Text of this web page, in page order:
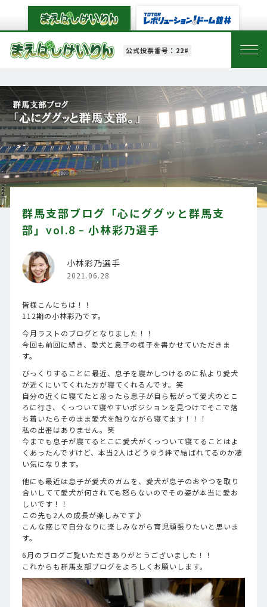
公式投票番号：22#
群馬支部ブログ「心にググッと群馬支
部」vol.8 – 小林彩乃選手
小林彩乃選手
2021.06.28
皆様こんにちは！！
112期の小林彩乃です。
今月ラストのブログとなりました！！
今回も前回に続き、愛犬と息子の様子を書かせていただきま
す。
びっくりすることに最近、息子を寝かしつけるのに私より愛犬
が近くにいてくれた方が寝てくれるんです。笑
自分の近くに寝てたと思ったら息子が自ら転がって愛犬のとこ
ろに行き、くっついて寝やすいポジションを見つけてそこで落
ち着いたらそのまま愛犬を触りながら寝てます！！！
私の出番はありません。笑
今までも息子が寝てるとこに愛犬がくっついて寝てることはよ
くあったんですけど、本当2人はどうゆう絆で結ばれてるのか凄
い気になります。
他にも最近は息子が愛犬のガムを、愛犬が息子のおやつを取り
合いしてて愛犬が何されても怒らないのでその姿が本当に愛お
しいです！！
この先も2人の成長が楽しみです♪
こんな感じで自分なりに楽しみながら育児頑張りたいと思いま
す。
6月のブログご覧いただきありがとうございました！！
これからも群馬支部ブログをよろしくお願いします。